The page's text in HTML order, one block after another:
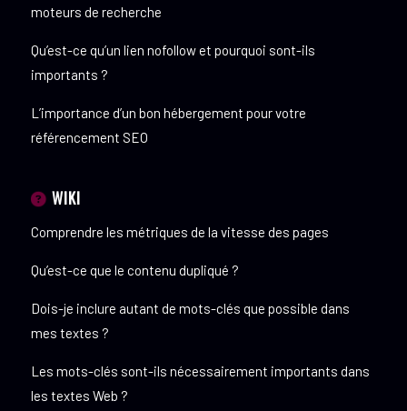
moteurs de recherche
Qu’est-ce qu’un lien nofollow et pourquoi sont-ils
importants ?
L’importance d’un bon hébergement pour votre
référencement SEO
WIKI
Comprendre les métriques de la vitesse des pages
Qu’est-ce que le contenu dupliqué ?
Dois-je inclure autant de mots-clés que possible dans
mes textes ?
Les mots-clés sont-ils nécessairement importants dans
les textes Web ?